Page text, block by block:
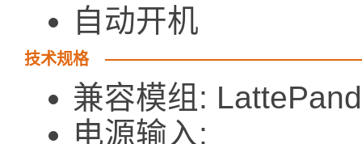
自动开机
技术规格
兼容模组:
电源输入: